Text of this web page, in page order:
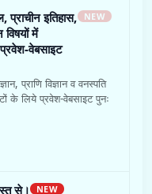
के लिये प्रवेश-वेबसाइट पुनः
से।